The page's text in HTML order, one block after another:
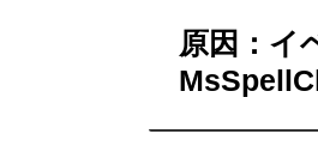
原因：イ